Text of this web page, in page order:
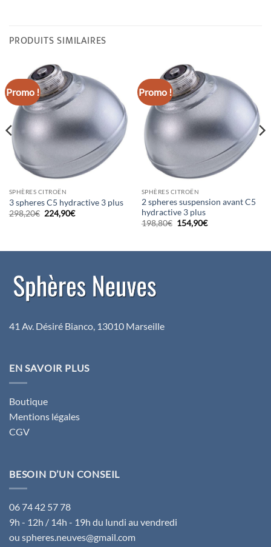
PRODUITS SIMILAIRES
Promo !
SPHÈRES CITROËN
3 spheres C5 hydractive 3 plus
298,20€ Le
224,90€Le
Promo !
SPHÈRES CITROËN
2 spheres suspension avant C5
hydractive 3 plus
198,80€ Le
198,80€.
154,90€Le
154,90€.
41 Av. Désiré Bianco, 13010 Marseille
EN SAVOIR PLUS
Boutique
Mentions légales
CGV
BESOIN D’UN CONSEIL
06 74 42 57 78
9h - 12h / 14h - 19h du lundi au vendredi
ou spheres.neuves@gmail.com